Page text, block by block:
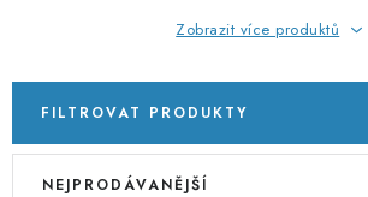
Obchodní podmínky
Podmínky ochrany osobních údajů
Kontakty
Natural Health Store
Slovník pojmů
Moje objednávka
Zobrazit více produktů
FILTROVAT PRODUKTY
V
Ř
NEJPRODÁVANĚJŠÍ